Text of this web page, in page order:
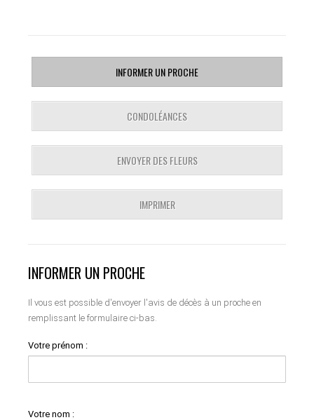
INFORMER UN PROCHE
CONDOLÉANCES
ENVOYER DES FLEURS
IMPRIMER
INFORMER UN PROCHE
Il vous est possible d'envoyer l'avis de décès à un proche en
remplissant le formulaire ci-bas.
Votre prénom :
Votre nom :